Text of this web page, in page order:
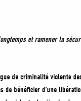
et ramener la
de criminalité violente
de bénéficier d’une